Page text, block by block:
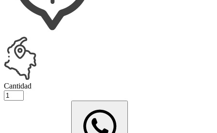
Cantidad